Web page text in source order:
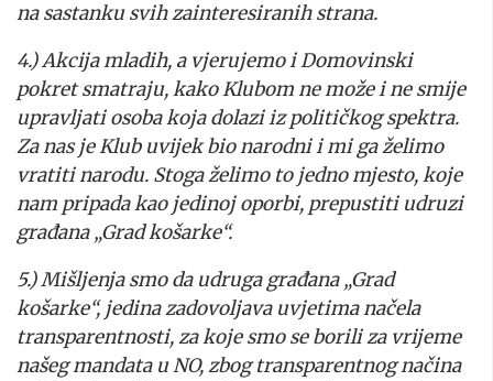
na sastanku svih zainteresiranih strana.
4.) Akcija mladih, a vjerujemo i Domovinski
pokret smatraju, kako Klubom ne može i ne smije
upravljati osoba koja dolazi iz političkog spektra.
Za nas je Klub uvijek bio narodni i mi ga želimo
vratiti narodu. Stoga želimo to jedno mjesto, koje
nam pripada kao jedinoj oporbi, prepustiti udruzi
građana „Grad košarke“.
5.) Mišljenja smo da udruga građana „Grad
košarke“, jedina zadovoljava uvjetima načela
transparentnosti, za koje smo se borili za vrijeme
našeg mandata u NO, zbog transparentnog načina